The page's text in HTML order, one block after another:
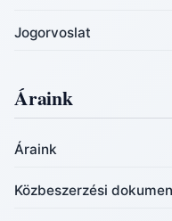
Jogorvoslat
Áraink
Áraink
Közbeszerzési